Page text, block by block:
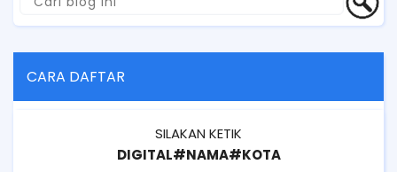
CARA DAFTAR
SILAKAN KETIK
DIGITAL#NAMA#KOTA